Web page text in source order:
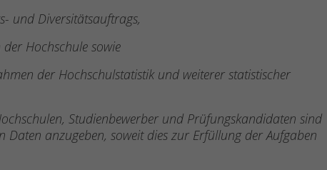
und Diversitätsauftrags,
Hochschule sowie
der Hochschulstatistik und weiterer statistischer
Studienbewerber und Prüfungskandidaten sind
Daten anzugeben, soweit dies zur Erfüllung der Aufgaben